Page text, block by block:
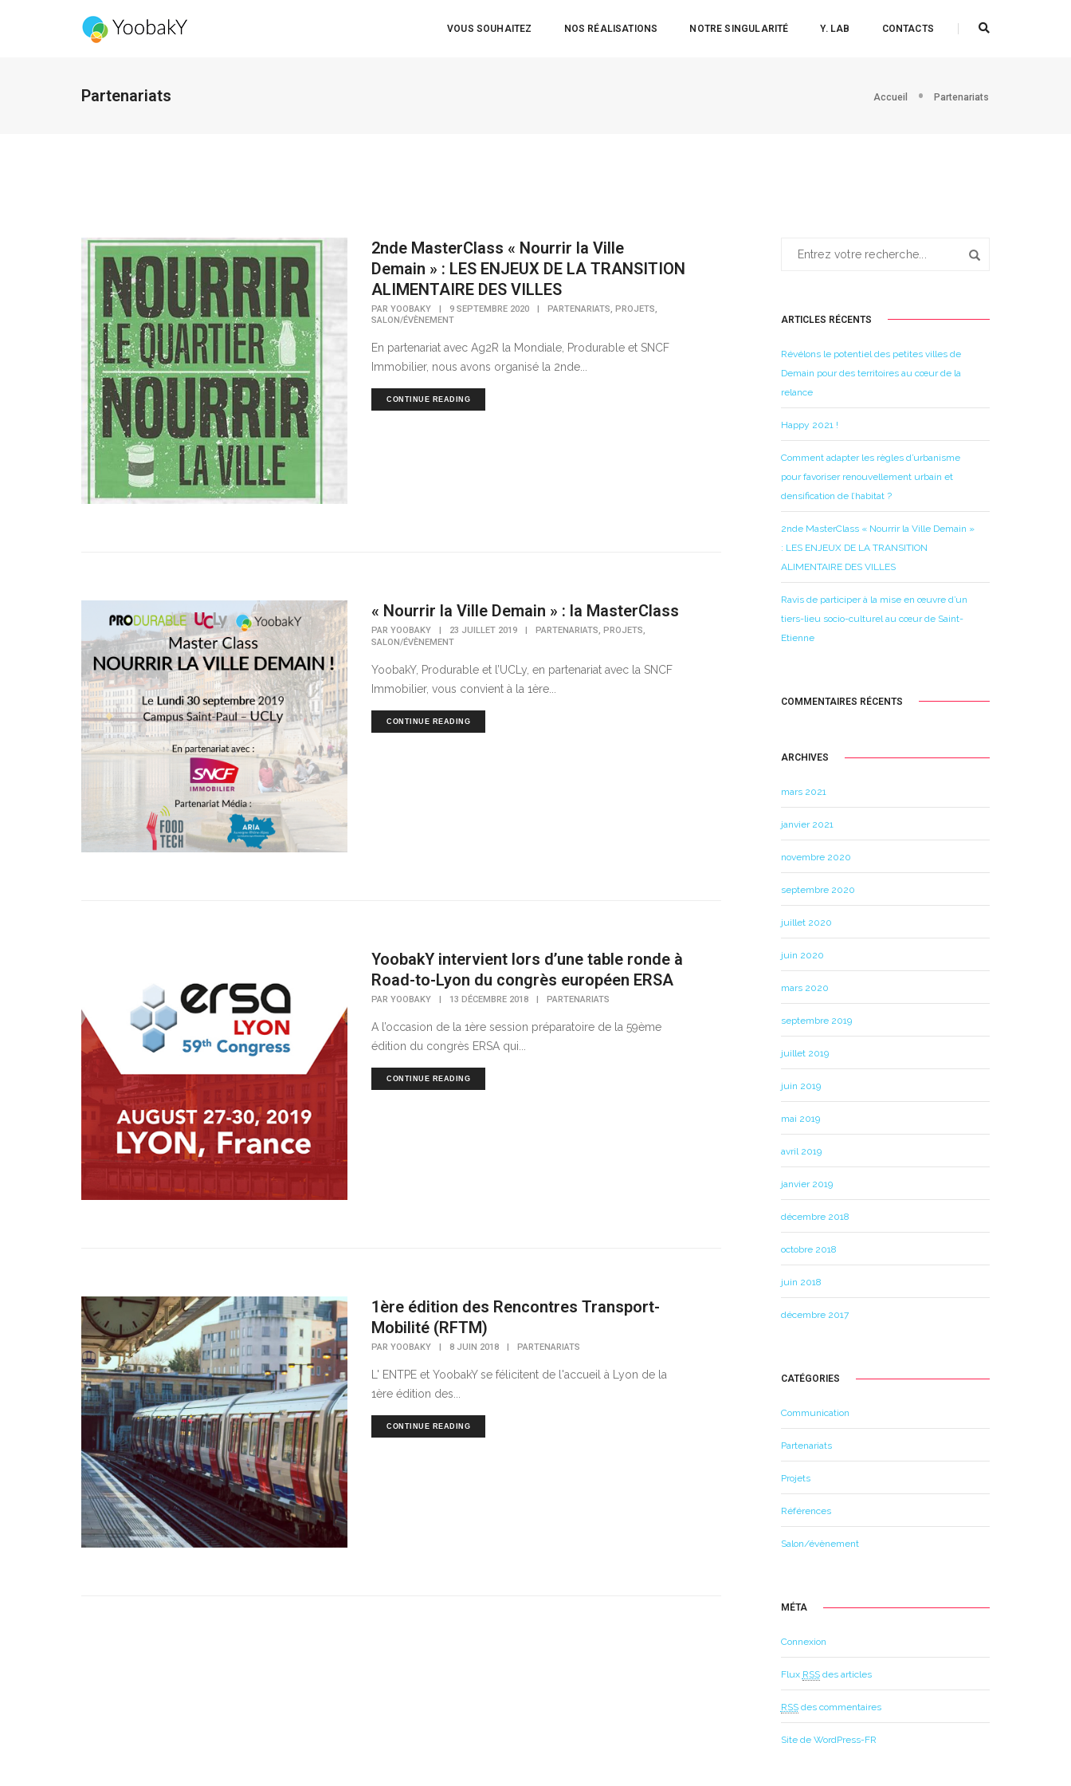
VOUS SOUHAITEZ NOS RÉALISATIONS NOTRE SINGULARITÉ Y. LAB CONTACTS
Partenariats Accueil Partenariats
2nde MasterClass « Nourrir la Ville
Demain » : LES ENJEUX DE LA TRANSITION
ALIMENTAIRE DES VILLES
PARYOOBAKY 9 SEPTEMBRE 2020 PARTENARIATS,PROJETS,
SALON/ÉVÈNEMENT
En partenariat avec Ag2R la Mondiale, Produrable et SNCF
Immobilier, nous avons organisé la 2nde...
CONTINUE READING
« Nourrir la Ville Demain » : la MasterClass
PARYOOBAKY 23 JUILLET 2019 PARTENARIATS, PROJETS,
SALON/ÉVÈNEMENT
YoobakY, Produrable et l’UCLy, en partenariat avec la SNCF
Immobilier, vous convient à la 1ère...
CONTINUE READING
YoobakY intervient lors d’une table ronde à
Road-to-Lyon du congrès européen ERSA
PARYOOBAKY | 13 DÉCEMBRE 2018 | PARTENARIATS
A l’occasion de la 1ère session préparatoire de la 59ème
édition du congrès ERSA qui...
CONTINUE READING
1ère édition des Rencontres Transport-
Mobilité (RFTM)
PARYOOBAKY 8 JUIN 2018 PARTENARIATS
L' ENTPE et YoobakY se félicitent de l'accueil à Lyon de la
1ère édition des...
CONTINUE READING
ARTICLES RÉCENTS
Révélons le potentiel des petites villes de
Demain pour des territoires au cœur de la
relance
Happy 2021 !
Comment adapter les règles d’urbanisme
pour favoriser renouvellement urbain et
densification de l’habitat ?
2nde MasterClass « Nourrir la Ville Demain »
: LES ENJEUX DE LA TRANSITION
ALIMENTAIRE DES VILLES
Ravis de participer à la mise en œuvre d’un
tiers-lieu socio-culturel au cœur de Saint-
Etienne
COMMENTAIRES RÉCENTS
ARCHIVES
mars 2021
janvier 2021
novembre 2020
septembre 2020
juillet 2020
juin 2020
mars 2020
septembre 2019
juillet 2019
juin 2019
mai 2019
avril 2019
janvier 2019
décembre 2018
octobre 2018
juin 2018
décembre 2017
CATÉGORIES
Communication
Partenariats
Projets
Références
Salon/évènement
MÉTA
Connexion
Flux RSSdes articles
RSSdes commentaires
Site de WordPress-FR